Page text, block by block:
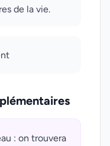
de la vie.
: on trouvera